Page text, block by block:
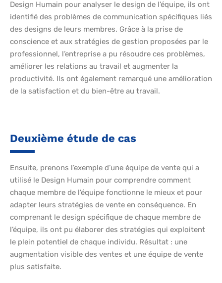
Design Humain pour analyser le design de l’équipe, ils ont
identifié des problèmes de communication spécifiques liés
des designs de leurs membres. Grâce à la prise de
conscience et aux stratégies de gestion proposées par le
professionnel, l’entreprise a pu résoudre ces problèmes,
améliorer les relations au travail et augmenter la
productivité. Ils ont également remarqué une amélioration
de la satisfaction et du bien-être au travail.
Deuxième étude de cas
Ensuite, prenons l’exemple d’une équipe de vente qui a
utilisé le Design Humain pour comprendre comment
chaque membre de l’équipe fonctionne le mieux et pour
adapter leurs stratégies de vente en conséquence. En
comprenant le design spécifique de chaque membre de
l’équipe, ils ont pu élaborer des stratégies qui exploitent
le plein potentiel de chaque individu. Résultat : une
augmentation visible des ventes et une équipe de vente
plus satisfaite.